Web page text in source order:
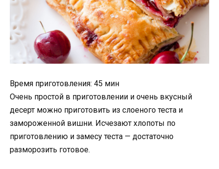
Время приготовления: 45 мин
Очень простой в приготовлении и очень вкусный
десерт можно приготовить из слоеного теста и
замороженной вишни. Исчезают хлопоты по
приготовлению и замесу теста — достаточно
разморозить готовое.